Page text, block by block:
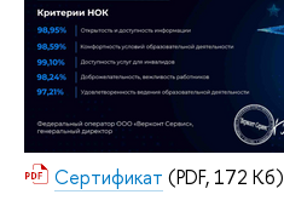
Сертификат (PDF, 172 Кб)